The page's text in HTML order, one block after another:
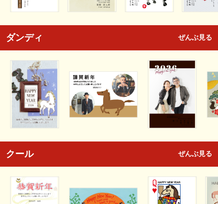
ダンディ ぜんぶ見る
クール ぜんぶ見る